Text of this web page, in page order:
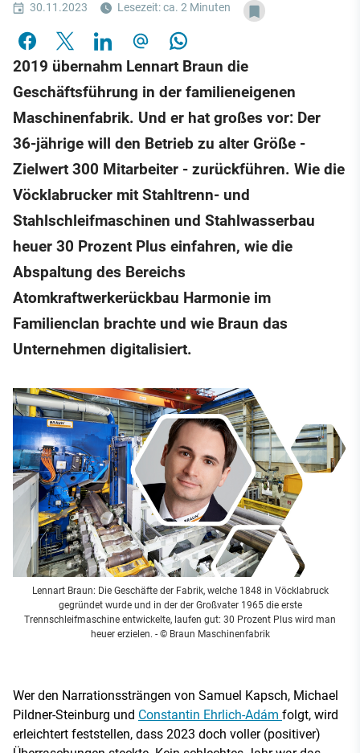
30.11.2023 Lesezeit: ca. 2 Minuten
2019 übernahm Lennart Braun die
Geschäftsführung in der familieneigenen
Maschinenfabrik. Und er hat großes vor: Der
36-jährige will den Betrieb zu alter Größe -
Zielwert 300 Mitarbeiter - zurückführen. Wie die
Vöcklabrucker mit Stahltrenn- und
Stahlschleifmaschinen und Stahlwasserbau
heuer 30 Prozent Plus einfahren, wie die
Abspaltung des Bereichs
Atomkraftwerkerückbau Harmonie im
Familienclan brachte und wie Braun das
Unternehmen digitalisiert.
Lennart Braun: Die Geschäfte der Fabrik, welche 1848 in Vöcklabruck
gegründet wurde und in der der Großvater 1965 die erste
Trennschleifmaschine entwickelte, laufen gut: 30 Prozent Plus wird man
heuer erzielen. - © Braun Maschinenfabrik
Wer den Narrationssträngen von Samuel Kapsch, Michael
Pildner-Steinburg und Constantin Ehrlich-Adám folgt, wird
erleichtert feststellen, dass 2023 doch voller (positiver)